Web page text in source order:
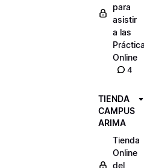
para
asistir
a las
Online
4
TIENDA
CAMPUS
ARIMA
Tienda
Online
del